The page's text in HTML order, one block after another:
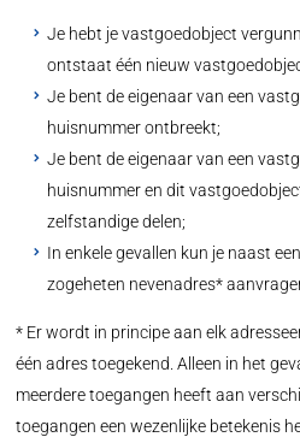
Je hebt je vastgoedobject
ontstaat één nieuw
Je bent de eigenaar van een
huisnummer ontbreekt;
Je bent de eigenaar van een
huisnummer en dit
zelfstandige delen;
In enkele gevallen kun je naast
zogeheten nevenadres*
* Er wordt in principe aan elk
één adres toegekend. Alleen in het
meerdere toegangen heeft aan
toegangen een wezenlijke betekenis